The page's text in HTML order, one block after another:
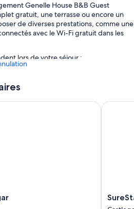
Genelle House B&B Guest
gratuit, une terrasse ou encore un
de diverses prestations, comme une
avec le Wi-Fi gratuit dans les
lors de votre séjour :
(en supplément), hébergement
pour les visites touristiques ou
toutes les chambres :
Hotel